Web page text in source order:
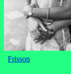
Frisson